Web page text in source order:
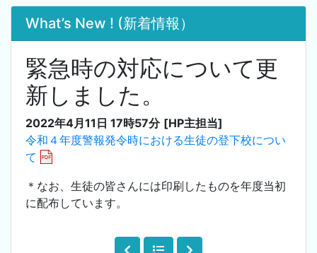
What’s New ! (新着情報）
緊急時の対応について更
新しました。
2022年4月11日 17時57分 [HP主担当]
令和４年度警報発令時における生徒の登下校につい
て
＊なお、生徒の皆さんには印刷したものを年度当初
に配布しています。